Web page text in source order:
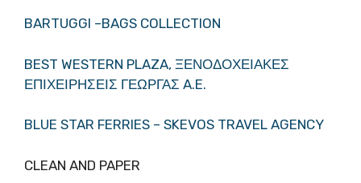
BARTUGGI –BAGS COLLECTION
BEST WESTERN PLAZA, ΞΕΝΟΔΟΧΕΙΑΚΕΣ
ΕΠΙΧΕΙΡΗΣΕΙΣ ΓΕΩΡΓΑΣ A.E.
BLUE STAR FERRIES – SKEVOS TRAVEL AGENCY
CLEAN AND PAPER